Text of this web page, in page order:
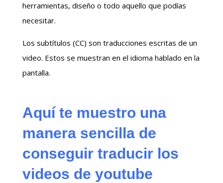
herramientas, diseño o todo aquello que podías
necesitar.
Los subtítulos (CC) son traducciones escritas de un
video. Estos se muestran en el idioma hablado en la
pantalla.
Aquí te muestro una
manera sencilla de
conseguir traducir los
videos de youtube